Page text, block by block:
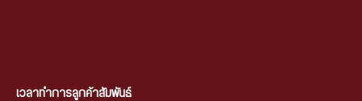
เวลาทำการลูกค้าสัมพันธ์